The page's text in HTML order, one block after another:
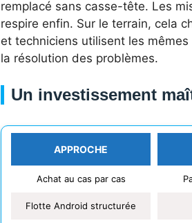
remplacé sans casse-tête. Les
respire enfin. Sur le terrain, cela
et techniciens utilisent les
la résolution des problèmes.
Un investissement
APPROCHE
Achat au cas par cas
Flotte Android structurée